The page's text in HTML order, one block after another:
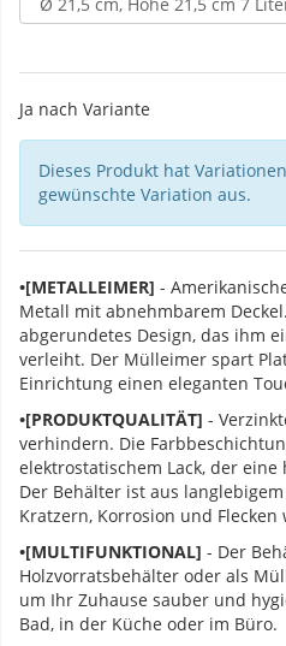
Ja nach Variante
Dieses Produkt hat
gewünschte Variation aus.
•[METALLEIMER] -
Metall mit abnehmbarem
abgerundetes Design, das ihm
verleiht. Der Mülleimer spart
Einrichtung einen eleganten
•[PRODUKTQUALITÄT] -
verhindern. Die
elektrostatischem Lack, der
Der Behälter ist aus
Kratzern, Korrosion und Flecken
•[MULTIFUNKTIONAL] - Der
Holzvorratsbehälter oder als
um Ihr Zuhause sauber und
Bad, in der Küche oder im Büro.